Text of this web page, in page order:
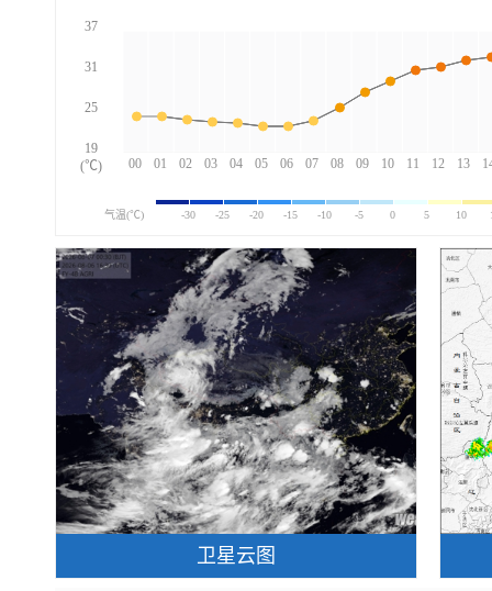
00 01 02 03 04 05 06 07 08 09 10 11 12 13
37
31
25
19
(℃)
气温(℃) -30 -25 -20 -15 -10 -5 0 5 10
卫星云图